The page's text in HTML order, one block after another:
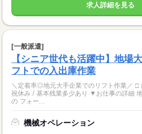
求人詳細を見る
[一般派遣]
【シニア世代も活躍中】地場
フトでの入出庫作業
＼定着率◎地元大手企業でのリフト作業／ □ 経験・学歴不問 □ 土日
祝休み / 基本残業多少あり ▼お仕事の詳細 地元大手企業の工場内で
の フォー...
機械オペレーション